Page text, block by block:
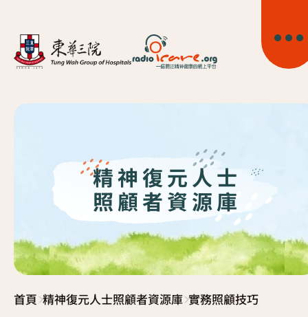
關於我們
精神健康資訊
精神疾病資訊
東華心靈幹線
精神復元人士
照顧者資源庫
首頁>精神復元人士照顧者資源庫>實務照顧技巧